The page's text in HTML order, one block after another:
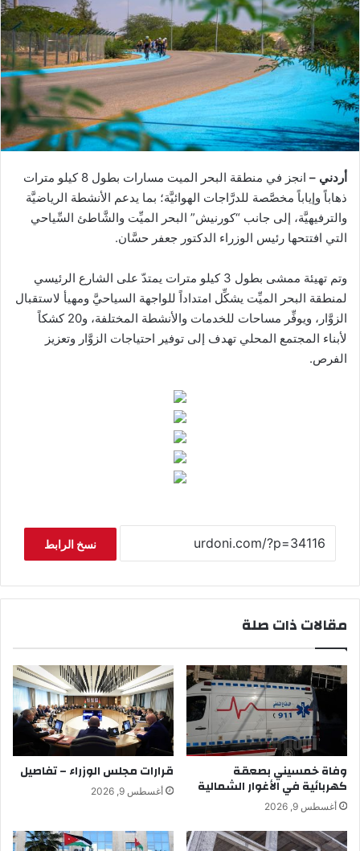
أردني –
انجز في منطقة البحر الميت مسارات بطول 8 كيلو مترات
ذهاباً وإياباً مخصَّصة للدرَّاجات الهوائيَّة؛ بما يدعم الأنشطة الرياضيَّة
والترفيهيَّة، إلى جانب “كورنيش” البحر الميِّت والشَّاطئ السِّياحي
التي افتتحها رئيس الوزراء الدكتور جعفر حسَّان.
وتم تهيئة ممشى بطول 3 كيلو مترات يمتدّ على الشارع الرئيسي
لمنطقة البحر الميِّت يشكِّل امتداداً للواجهة السياحيَّ ومهيأ لاستقبال
الزوَّار، ويوفِّر مساحات للخدمات والأنشطة المختلفة، و20 كشكاً
لأبناء المجتمع المحلي تهدف إلى توفير احتياجات الزوَّار وتعزيز
الفرص.
نسخ الرابط
مقالات ذات صلة
وفاة خمسيني بصعقة
كهربائية في الأغوار الشمالية
أغسطس 9, 2026
قرارات مجلس الوزراء – تفاصيل
أغسطس 9, 2026